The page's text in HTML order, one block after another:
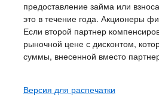
предоставление займа или
это в течение года. Акционеры
Если второй партнер
рыночной цене с дисконтом,
суммы, внесенной вместо
Версия для распечатки